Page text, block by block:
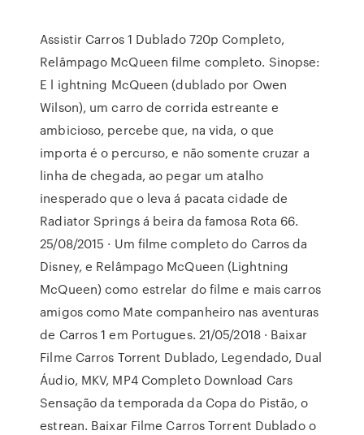
Assistir Carros 1 Dublado 720p Completo,
Relâmpago McQueen filme completo. Sinopse:
E l ightning McQueen (dublado por Owen
Wilson), um carro de corrida estreante e
ambicioso, percebe que, na vida, o que
importa é o percurso, e não somente cruzar a
linha de chegada, ao pegar um atalho
inesperado que o leva á pacata cidade de
Radiator Springs á beira da famosa Rota 66.
25/08/2015 · Um filme completo do Carros da
Disney, e Relâmpago McQueen (Lightning
McQueen) como estrelar do filme e mais carros
amigos como Mate companheiro nas aventuras
de Carros 1 em Portugues. 21/05/2018 · Baixar
Filme Carros Torrent Dublado, Legendado, Dual
Áudio, MKV, MP4 Completo Download Cars
Sensação da temporada da Copa do Pistão, o
estrean. Baixar Filme Carros Torrent Dublado o